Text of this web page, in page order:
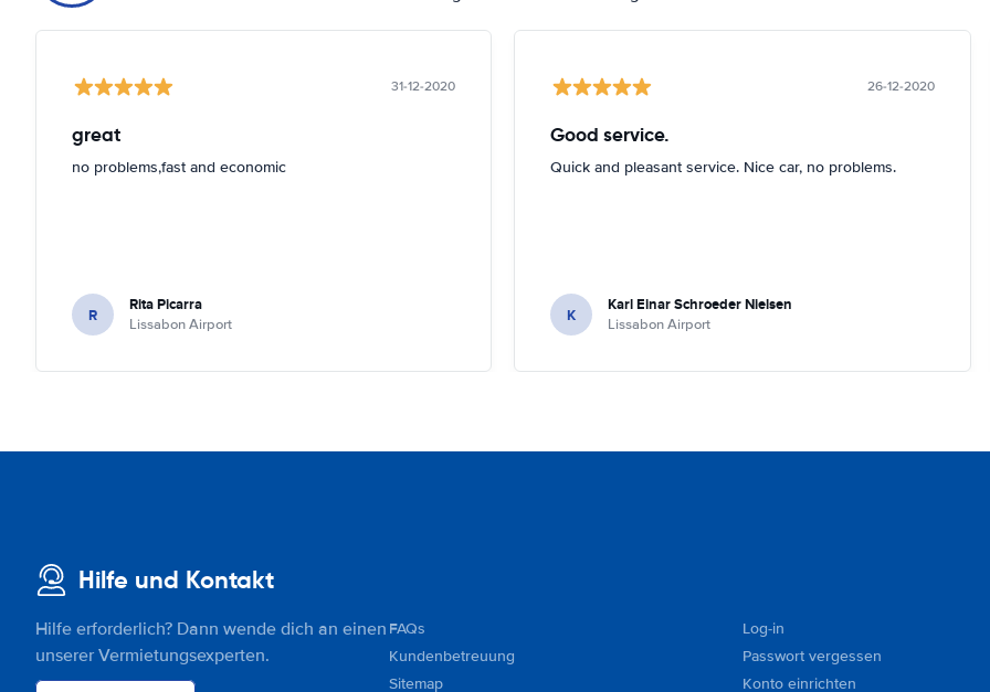
31-12-2020
great
no problems,fast and economic
R Rita Picarra
Lissabon Airport
26-12-2020
Good service.
Quick and pleasant service. Nice car, no problems.
K Karl Einar Schroeder Nielsen
Lissabon Airport
Hilfe und Kontakt
Hilfe erforderlich? Dann wende dich an einen
unserer Vermietungsexperten.
FAQs
Kundenbetreuung
Sitemap
Log-in
Passwort vergessen
Konto einrichten